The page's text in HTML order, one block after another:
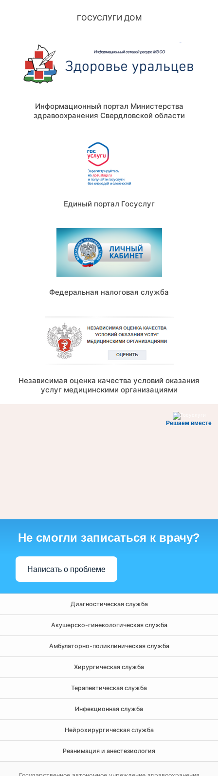
ГОСУСЛУГИ ДОМ
Информационный портал Министерства
здравоохранения Свердловской области
Единый портал Госуслуг
Федеральная налоговая служба
Независимая оценка качества условий оказания
услуг медицинскими организациями
Решаем вместе
Не смогли записаться к врачу?
Написать о проблеме
Диагностическая служба
Акушерско-гинекологическая служба
Амбулаторно-поликлиническая служба
Хирургическая служба
Терапевтическая служба
Инфекционная служба
Нейрохирургическая служба
Реанимация и анестезиология